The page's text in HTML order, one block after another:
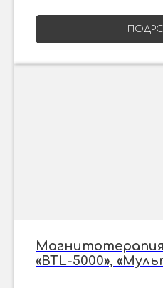
«BTL-5000»,